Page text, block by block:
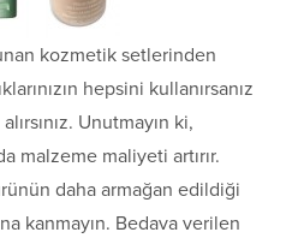
kozmetik setlerinden
hepsini kullanırsanız
Unutmayın ki,
malzeme maliyeti artırır.
daha armağan edildiği
kanmayın. Bedava verilen